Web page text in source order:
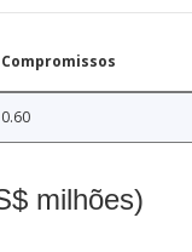
Compromissos
0.60
milhões)